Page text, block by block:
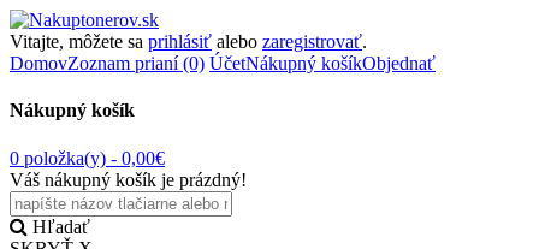
Vitajte, môžete sa prihlásiť alebo zaregistrovať.
DomovZoznam prianí (0) ÚčetNákupný košíkObjednať
Nákupný košík
0 položka(y) - 0,00€
Váš nákupný košík je prázdný!
Hľadať